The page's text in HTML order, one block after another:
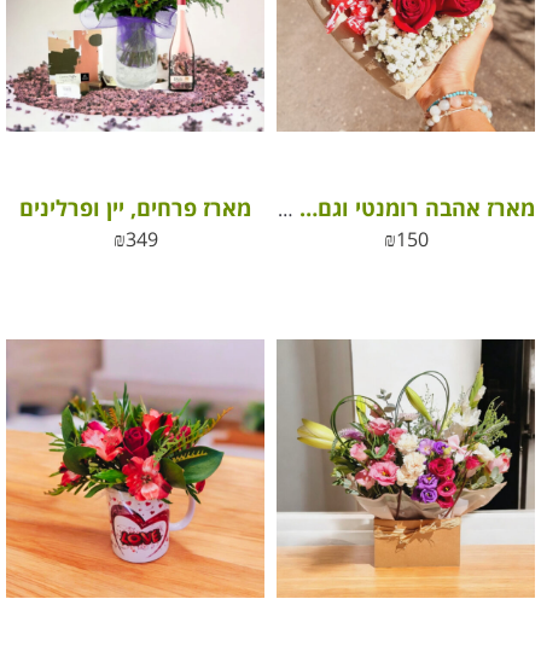
מארז אהבה רומנטי וגם… הפתעה שווה!
₪150
מארז פרחים, יין ופרלינים
₪349